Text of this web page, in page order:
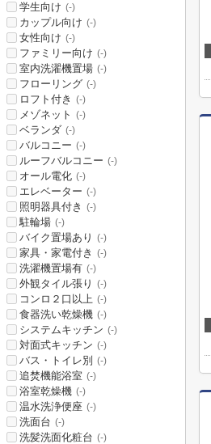
学生向け (-)
カップル向け (-)
女性向け (-)
ファミリー向け (-)
室内洗濯機置場 (-)
フローリング (-)
ロフト付き (-)
メゾネット (-)
ベランダ (-)
バルコニー (-)
ルーフバルコニー (-)
オール電化 (-)
エレベーター (-)
照明器具付き (-)
駐輪場 (-)
バイク置場あり (-)
家具・家電付き (-)
洗濯機置場有 (-)
外観タイル張り (-)
コンロ２口以上 (-)
食器洗い乾燥機 (-)
システムキッチン (-)
対面式キッチン (-)
バス・トイレ別 (-)
追焚機能浴室 (-)
浴室乾燥機 (-)
温水洗浄便座 (-)
洗面台 (-)
洗髪洗面化粧台 (-)